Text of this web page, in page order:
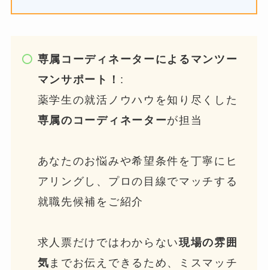
専属コーディネーターによるマンツー
マンサポート！ :
薬学生の就活ノウハウを知り尽くした
専属のコーディネーターが担当
あなたのお悩みや希望条件を丁寧にヒ
アリングし、プロの目線でマッチする
就職先候補をご紹介
求人票だけではわからない現場の雰囲
気 までお伝えできるため、ミスマッチ